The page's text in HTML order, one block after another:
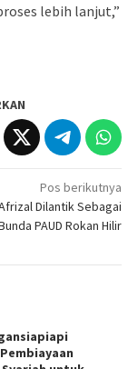
lebih lanjut,”
Pos berikutnya
Dilantik Sebagai
PAUD Rokan Hilir